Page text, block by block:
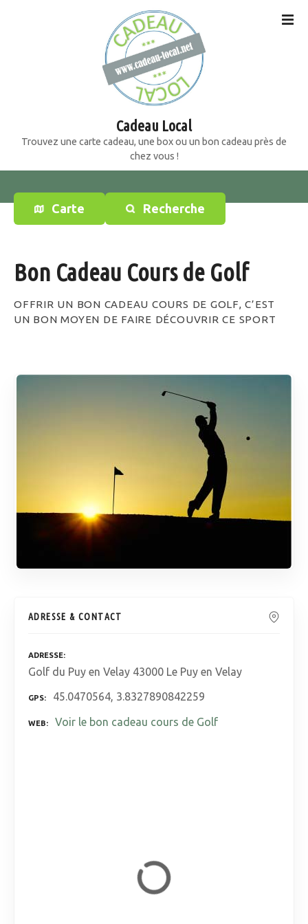
e
t
Cadeau Local
Trouvez une carte cadeau, une box ou un bon cadeau près de
chez vous !
Carte Recherche
Bon Cadeau Cours de Golf
OFFRIR UN BON CADEAU COURS DE GOLF, C’EST
UN BON MOYEN DE FAIRE DÉCOUVRIR CE SPORT
ADRESSE & CONTACT
ADRESSE
Golf du Puy en Velay 43000 Le Puy en Velay
GPS 45.0470564, 3.8327890842259
WEB Voir le bon cadeau cours de Golf